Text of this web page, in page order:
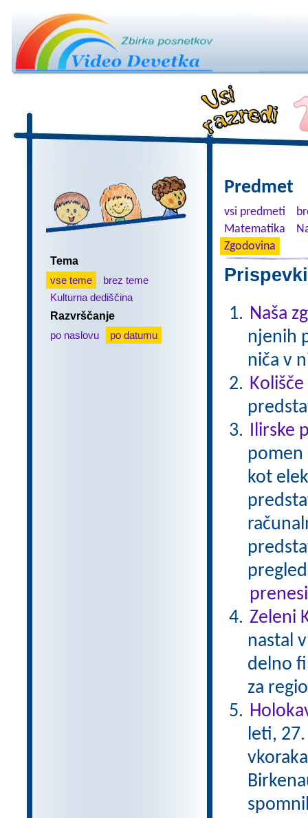
Tema
vse teme
brez teme
Kulturna dediščina
Razvrščanje
po naslovu
po datumu
Predmet
vsi predmeti
Matematika
Zgodovina
Naša
njenih
niča v
Ilirske
pomen
kot
Zeleni
nastal
delno
za
leti,